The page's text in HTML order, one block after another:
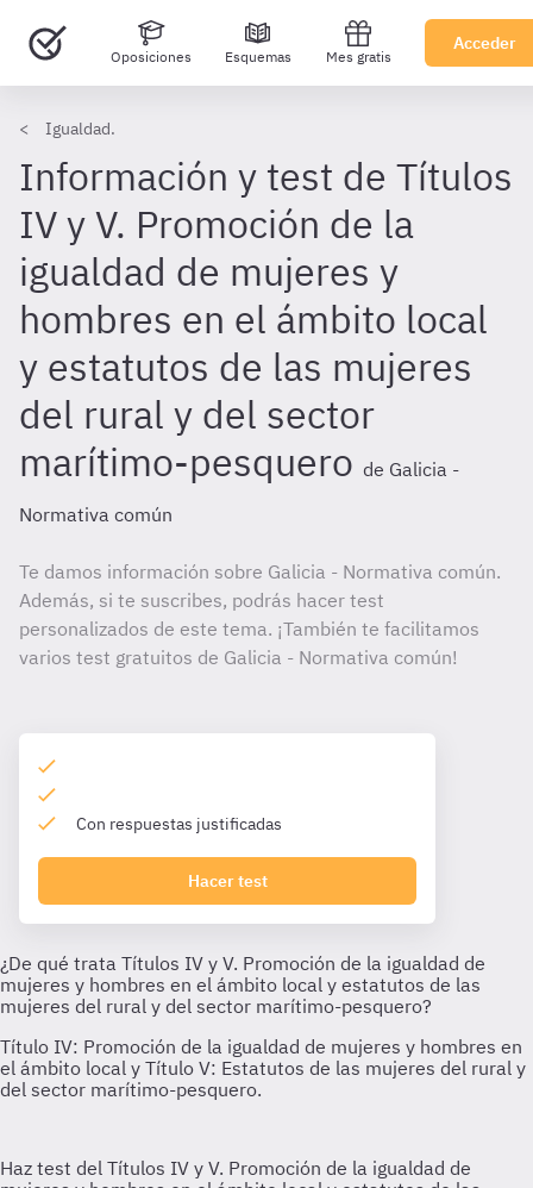
Oposiciones Esquemas Mes gratis
Acceder
Igualdad.
Información y test de Títulos
IV y V. Promoción de la
igualdad de mujeres y
hombres en el ámbito local
y estatutos de las mujeres
del rural y del sector
marítimo-pesquero de Galicia -
Normativa común
Te damos información sobre Galicia - Normativa común.
Además, si te suscribes, podrás hacer test
personalizados de este tema. ¡También te facilitamos
varios test gratuitos de Galicia - Normativa común!
Con respuestas justificadas
Hacer test